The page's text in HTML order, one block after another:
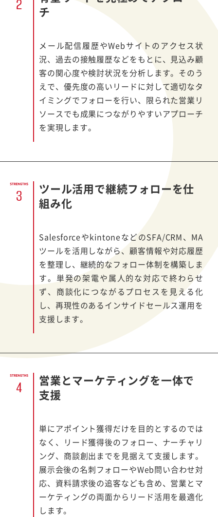
チ
メール配信履歴やWebサイトのアクセス状
況、過去の接触履歴などをもとに、見込み顧
客の関心度や検討状況を分析します。そのう
えで、優先度の高いリードに対して適切なタ
イミングでフォローを行い、限られた営業リ
ソースでも成果につながりやすいアプローチ
を実現します。
ツール活用で継続フォローを仕
組み化
SalesforceやkintoneなどのSFA/CRM、 MA
ツールを活用しながら、顧客情報や対応履歴
を整理し、継続的なフォロー体制を構築しま
す。単発の架電や属人的な対応で終わらせ
ず、商談化につながるプロセスを見える化
し、再現性のあるインサイドセールス運用を
支援します。
営業とマーケティングを一体で
支援
単にアポイント獲得だけを目的とするのでは
なく、リード獲得後のフォロー、ナーチャリ
ング、商談創出までを見据えて支援します。
展示会後の名刺フォローやWeb問い合わせ対
応、資料請求後の追客なども含め、営業とマ
ーケティングの両面からリード活用を最適化
します。